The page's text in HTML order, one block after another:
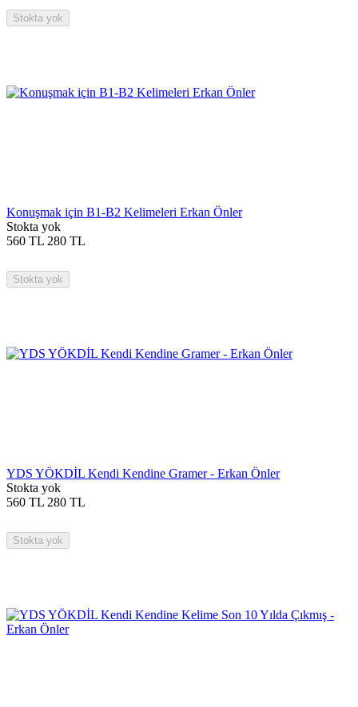
Stokta yok
Konuşmak için B1-B2 Kelimeleri Erkan Önler
Stokta yok
560 TL 280 TL
Stokta yok
YDS YÖKDİL Kendi Kendine Gramer - Erkan Önler
Stokta yok
560 TL 280 TL
Stokta yok